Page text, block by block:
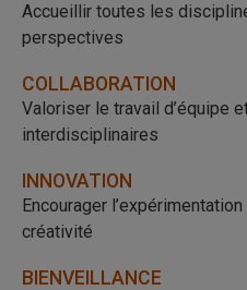
Accueillir toutes les
perspectives
COLLABORATION
Valoriser le travail d’équipe
interdisciplinaires
INNOVATION
Encourager
créativité
BIENVEILLANCE